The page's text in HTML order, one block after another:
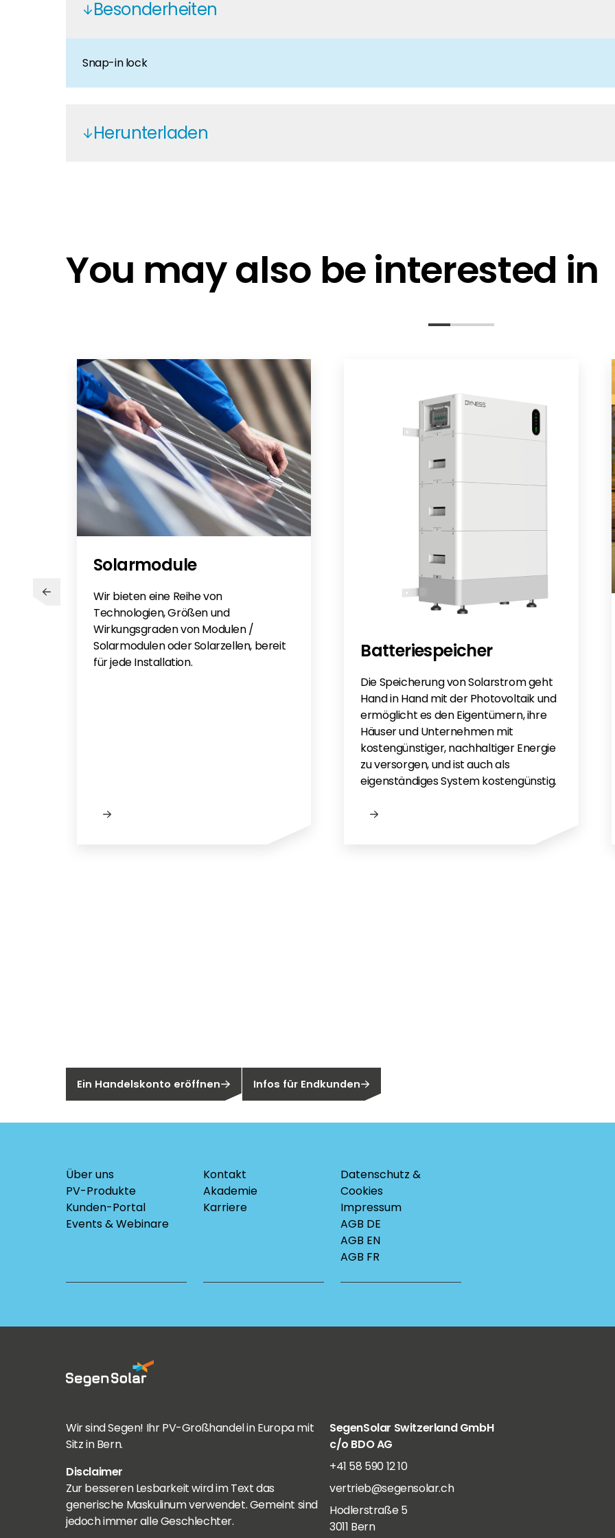
Karriere
Hauseigentümer
Besonderheiten
Snap-in lock
Herunterladen
Staubli - Brochure En
Connector MC4 with EVO2
You may also be interested in
Solarmodule
Wir bieten eine Reihe von
Technologien, Größen und
Wirkungsgraden von Modulen /
Solarmodulen oder Solarzellen, bereit
für jede Installation.
Batteriespeicher
Die Speicherung von Solarstrom geht
Hand in Hand mit der Photovoltaik und
ermöglicht es den Eigentümern, ihre
Häuser und Unternehmen mit
kostengünstiger, nachhaltiger Energie
zu versorgen, und ist auch als
eigenständiges System kostengünstig.
Ein Handelskonto eröffnen Infos für Endkunden
Über uns
PV-Produkte
Kunden-Portal
Events & Webinare
Kontakt
Akademie
Karriere
Datenschutz &
Cookies
Impressum
AGB DE
AGB EN
AGB FR
Wir sind Segen! Ihr PV-Großhandel in Europa mit
Sitz in Bern.
Disclaimer
Zur besseren Lesbarkeit wird im Text das
generische Maskulinum verwendet. Gemeint sind
jedoch immer alle Geschlechter.
SegenSolar Switzerland GmbH
c/o BDO AG
+41 58 590 12 10
vertrieb@segensolar.ch
Hodlerstraße 5
3011 Bern